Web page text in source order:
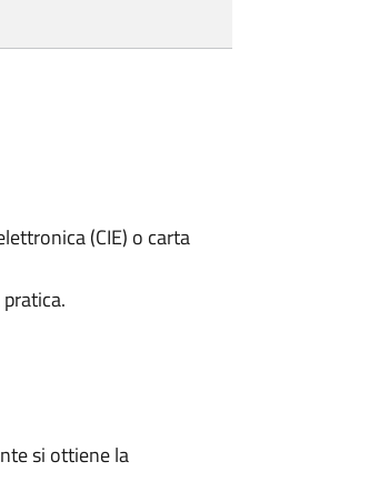
(CIE) o carta
si ottiene la